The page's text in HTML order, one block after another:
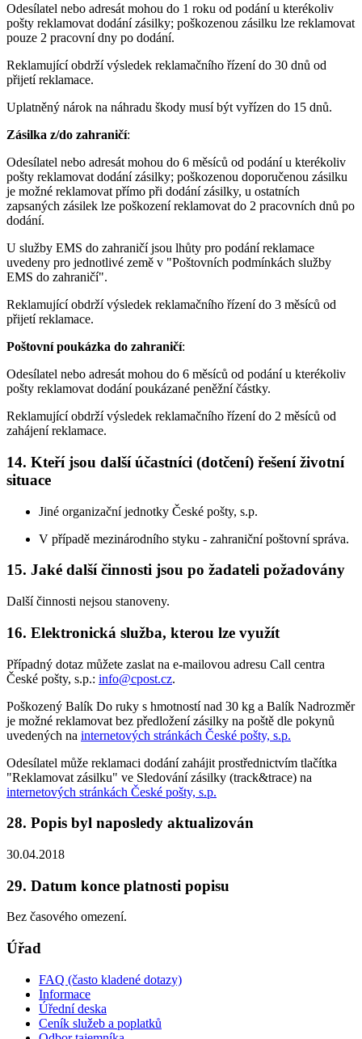
Odesílatel nebo adresát mohou do 1 roku od podání u kterékoliv
pošty reklamovat dodání zásilky; poškozenou zásilku lze reklamovat
pouze 2 pracovní dny po dodání.
Reklamující obdrží výsledek reklamačního řízení do 30 dnů od
přijetí reklamace.
Uplatněný nárok na náhradu škody musí být vyřízen do 15 dnů.
Zásilka z/do zahraničí:
Odesílatel nebo adresát mohou do 6 měsíců od podání u kterékoliv
pošty reklamovat dodání zásilky; poškozenou doporučenou zásilku
je možné reklamovat přímo při dodání zásilky, u ostatních
zapsaných zásilek lze poškození reklamovat do 2 pracovních dnů po
dodání.
U služby EMS do zahraničí jsou lhůty pro podání reklamace
uvedeny pro jednotlivé země v "Poštovních podmínkách služby
EMS do zahraničí".
Reklamující obdrží výsledek reklamačního řízení do 3 měsíců od
přijetí reklamace.
Poštovní poukázka do zahraničí:
Odesílatel nebo adresát mohou do 6 měsíců od podání u kterékoliv
pošty reklamovat dodání poukázané peněžní částky.
Reklamující obdrží výsledek reklamačního řízení do 2 měsíců od
zahájení reklamace.
14. Kteří jsou další účastníci (dotčení) řešení životní
situace
Jiné organizační jednotky České pošty, s.p.
V případě mezinárodního styku - zahraniční poštovní správa.
15. Jaké další činnosti jsou po žadateli požadovány
Další činnosti nejsou stanoveny.
16. Elektronická služba, kterou lze využít
Případný dotaz můžete zaslat na e-mailovou adresu Call centra
České pošty, s.p.: info@cpost.cz.
Poškozený Balík Do ruky s hmotností nad 30 kg a Balík Nadrozměr
je možné reklamovat bez předložení zásilky na poště dle pokynů
uvedených na internetových stránkách České pošty, s.p.
Odesílatel může reklamaci dodání zahájit prostřednictvím tlačítka
"Reklamovat zásilku" ve Sledování zásilky (track&trace) na
internetových stránkách České pošty, s.p.
28. Popis byl naposledy aktualizován
30.04.2018
29. Datum konce platnosti popisu
Bez časového omezení.
Úřad
FAQ (často kladené dotazy)
Informace
Úřední deska
Ceník služeb a poplatků